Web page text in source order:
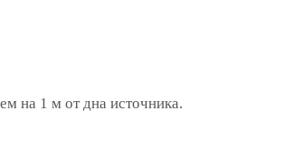
на 1 м от дна источника.